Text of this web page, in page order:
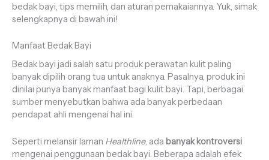
bedak bayi, tips memilih, dan aturan pemakaiannya. Yuk, simak
selengkapnya di bawah ini!
Manfaat Bedak Bayi
Bedak bayi jadi salah satu produk perawatan kulit paling
banyak dipilih orang tua untuk anaknya. Pasalnya, produk ini
dinilai punya banyak manfaat bagi kulit bayi. Tapi, berbagai
sumber menyebutkan bahwa ada banyak perbedaan
pendapat ahli mengenai hal ini.
Seperti melansir laman Healthline, ada banyak kontroversi
mengenai penggunaan bedak bayi. Beberapa adalah efek